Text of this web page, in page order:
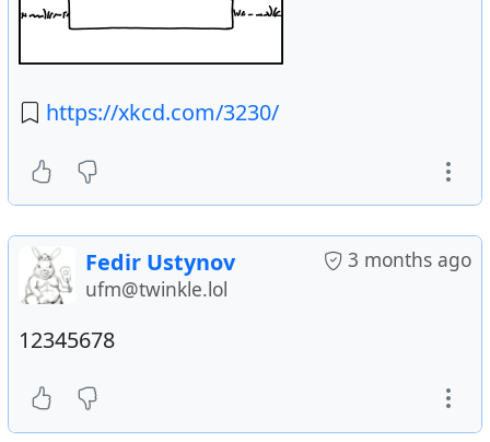
https://xkcd.com/3230/
3 months ago
Fedir Ustynov
ufm@twinkle.lol
12345678